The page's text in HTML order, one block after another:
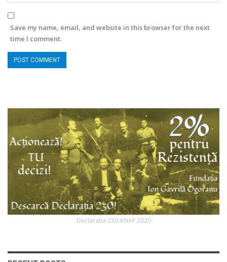
Save my name, email, and website in this browser for the next
time I comment.
Declaratia 230 ANAF 2020